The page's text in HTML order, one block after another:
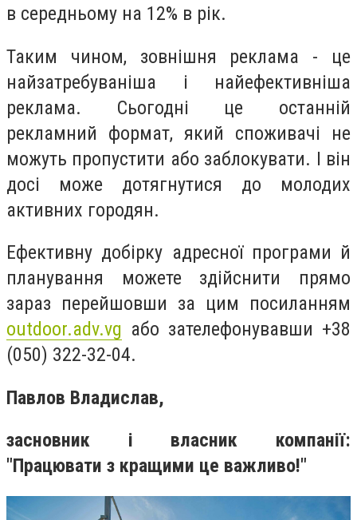
в середньому на 12% в рік.
Таким чином, зовнішня реклама - це
найзатребуваніша і найефективніша
реклама. Сьогодні це останній
рекламний формат, який споживачі не
можуть пропустити або заблокувати. І він
досі може дотягнутися до молодих
активних городян.
Ефективну добірку адресної програми й
планування можете здійснити прямо
зараз перейшовши за цим посиланням
outdoor.adv.vg або зателефонувавши +38
(050) 322-32-04.
Павлов Владислав,
засновник і власник компанії:
"Працювати з кращими це важливо!"